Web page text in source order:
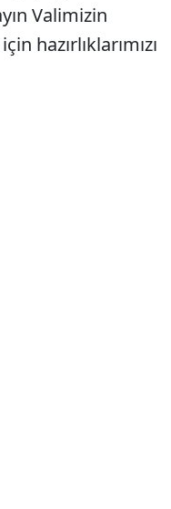
Valimizin
hazırlıklarımızı